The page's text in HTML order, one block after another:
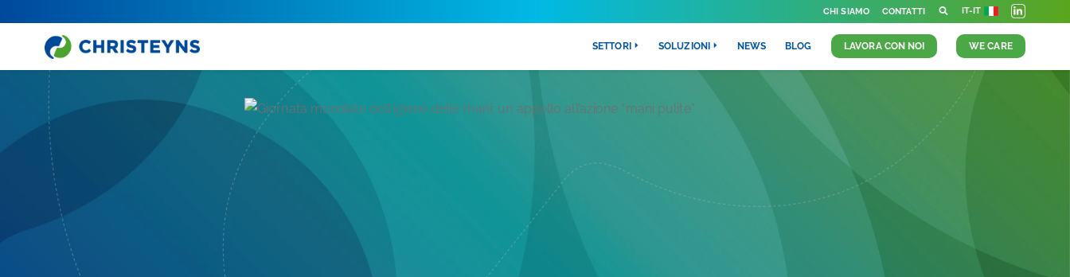
CHI SIAMO CONTATTI IT-IT
SETTORI SOLUZIONI NEWS BLOG LAVORA CON NOI WE CARE